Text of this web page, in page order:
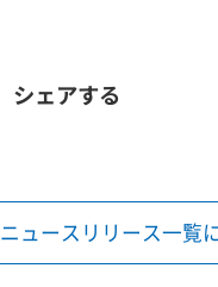
シェアする
ニュースリリース一覧